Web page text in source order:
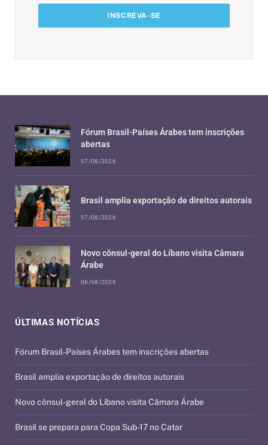
ÚLTIMAS NOTÍCIAS
Fórum Brasil-Países Árabes tem inscrições abertas
Brasil amplia exportação de direitos autorais
Novo cônsul-geral do Líbano visita Câmara Árabe
Brasil se prepara para Copa Sub-17 no Catar
Fórum Brasil-Países Árabes tem inscrições
abertas
07/08/2026
Brasil amplia exportação de direitos autorais
07/08/2026
Novo cônsul-geral do Líbano visita Câmara
Árabe
06/08/2026